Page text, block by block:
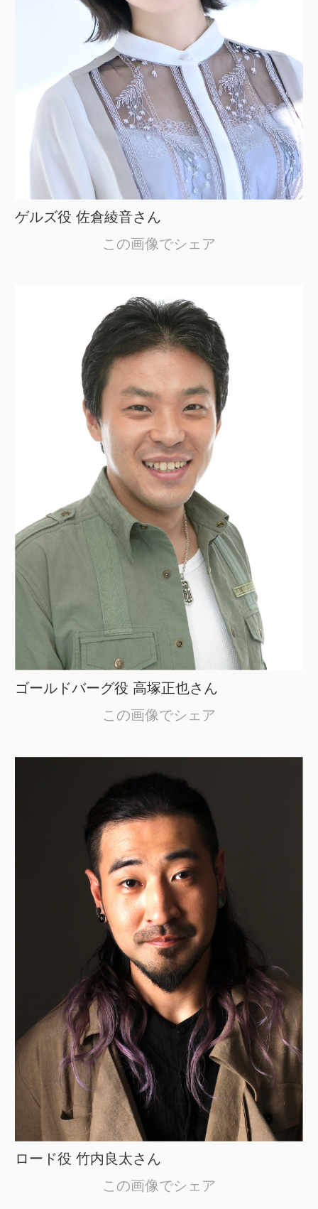
ゲルズ役 佐倉綾音さん
この画像でシェア
ゴールドバーグ役 高塚正也さん
この画像でシェア
ロード役 竹内良太さん
この画像でシェア